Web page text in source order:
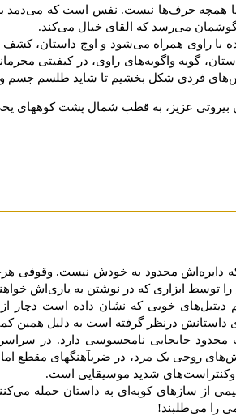
یا همچه حرف‌ها نیست. نفس است که می‌دمد
گوشمان می‌رسد که القای خیال می‌کند.
با راوی همراه می‌شود و اوج داستان،
گویه واگویه‌های راوی، در کیفیتی
فردی شکل بخشیم تا شاید طلسم جسم و
بیروتی عزیز، به قطب شمال پشت کوههای
دایره‌اش محدود به خودش نیست. وقوفی
توسط ابزاری که در نوشتن به یاری‌اش
دیتیل‌های خوبی که نشان داده است
داستانش درنظر گرفته است به دلیل همین
محدود جابجایی نامحسوسی دارد. در
روحی یک مرد، در ضربآهنگهای مقطع
شدید موسیقایی است.
از سازهای کوبه‌ای به داستان حمله
‌را می‌طلبند!